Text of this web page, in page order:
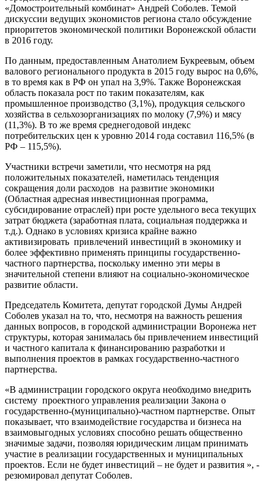
«Домостроительный комбинат» Андрей Соболев. Темой
дискуссии ведущих экономистов региона стало обсуждение
приоритетов экономической политики Воронежской области
в 2016 году.
По данным, предоставленным Анатолием Букреевым, объем
валового регионального продукта в 2015 году вырос на 0,6%,
в то время как в РФ он упал на 3,9%. Также Воронежская
область показала рост по таким показателям, как
промышленное производство (3,1%), продукция сельского
хозяйства в сельхозорганизациях по молоку (7,9%) и мясу
(11,3%). В то же время среднегодовой индекс
потребительских цен к уровню 2014 года составил 116,5% (в
РФ – 115,5%).
Участники встречи заметили, что несмотря на ряд
положительных показателей, наметилась тенденция
сокращения доли расходов на развитие экономики
(Областная адресная инвестиционная программа,
субсидирование отраслей) при росте удельного веса текущих
затрат бюджета (заработная плата, социальная поддержка и
т.д.). Однако в условиях кризиса крайне важно
активизировать привлечений инвестиций в экономику и
более эффективно применять принципы государственно-
частного партнерства, поскольку именно эти меры в
значительной степени влияют на социально-экономическое
развитие области.
Председатель Комитета, депутат городской Думы Андрей
Соболев указал на то, что, несмотря на важность решения
данных вопросов, в городской администрации Воронежа нет
структуры, которая занималась бы привлечением инвестиций
и частного капитала к финансированию разработки и
выполнения проектов в рамках государственно-частного
партнерства.
«В администрации городского округа необходимо внедрить
систему проектного управления реализации Закона о
государственно-(муниципально)-частном партнерстве. Опыт
показывает, что взаимодействие государства и бизнеса на
взаимовыгодных условиях способно решать общественно
значимые задачи, позволяя юридическим лицам принимать
участие в реализации государственных и муниципальных
проектов. Если не будет инвестиций – не будет и развития », -
резюмировал депутат Соболев.